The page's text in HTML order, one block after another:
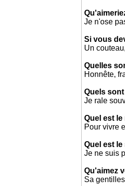
Je n'ose
Si vous
Un
Quelles
Honnête,
Quels
Je rale
Quel est
Pour vivre
Quel est
Je ne suis
Qu'aimez
Sa